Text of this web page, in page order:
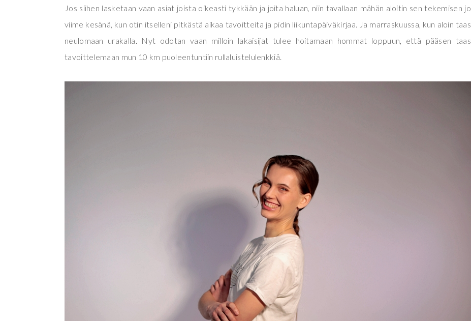
Jos siihen lasketaan vaan asiat joista oikeasti tykkään ja joita haluan, niin tavallaan mähän aloitin sen tekemisen jo
viime kesänä, kun otin itselleni pitkästä aikaa tavoitteita ja pidin liikuntapäiväkirjaa. Ja marraskuussa, kun aloin taas
neulomaan urakalla. Nyt odotan vaan milloin lakaisijat tulee hoitamaan hommat loppuun, että pääsen taas
tavoittelemaan mun 10 km puoleentuntiin rullaluistelulenkkiä.